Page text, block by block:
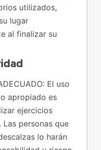
utilizados,
lugar
al finalizar su
El uso
apropiado es
ejercicios
personas que
lo harán